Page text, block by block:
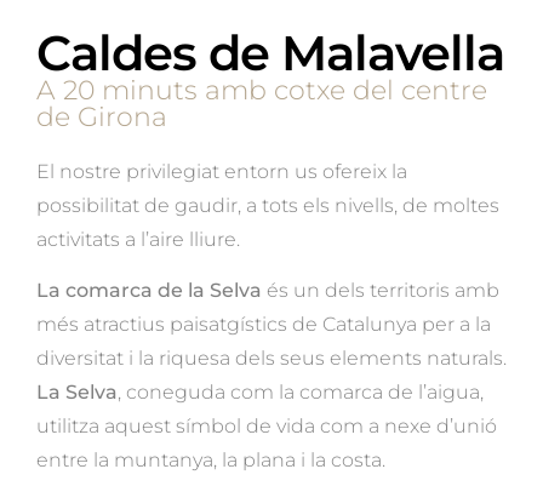
Caldes de Malavella
A 20 minuts amb cotxe del centre
de Girona
El nostre privilegiat entorn us ofereix la
possibilitat de gaudir, a tots els nivells, de moltes
activitats a l’aire lliure.
La comarca de la Selva és un dels territoris amb
més atractius paisatgístics de Catalunya per a la
diversitat i la riquesa dels seus elements naturals.
La Selva, coneguda com la comarca de l’aigua,
utilitza aquest símbol de vida com a nexe d’unió
entre la muntanya, la plana i la costa.